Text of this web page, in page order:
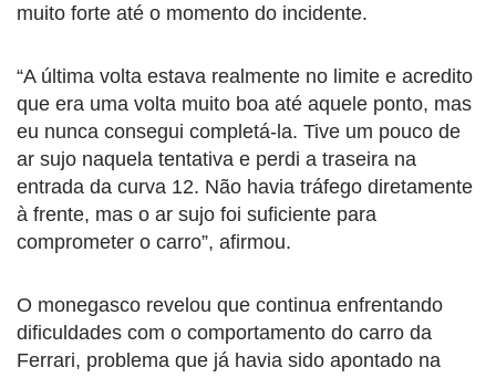
muito forte até o momento do incidente.
“A última volta estava realmente no limite e acredito
que era uma volta muito boa até aquele ponto, mas
eu nunca consegui completá-la. Tive um pouco de
ar sujo naquela tentativa e perdi a traseira na
entrada da curva 12. Não havia tráfego diretamente
à frente, mas o ar sujo foi suficiente para
comprometer o carro”, afirmou.
O monegasco revelou que continua enfrentando
dificuldades com o comportamento do carro da
Ferrari, problema que já havia sido apontado na